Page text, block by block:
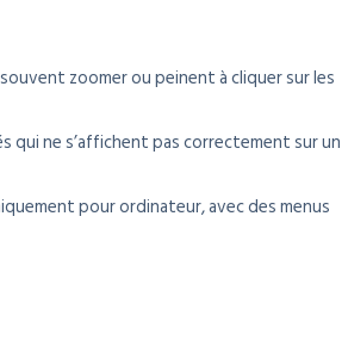
zoomer ou peinent à cliquer sur les
qui ne s’affichent pas correctement sur un
pour ordinateur, avec des menus